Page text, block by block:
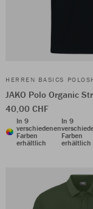
HERREN BASICS
JAKO Polo Organic
40,00 CHF
In 9
verschiedenen
Farben
erhältlich
In 9
Farben
erhältlich